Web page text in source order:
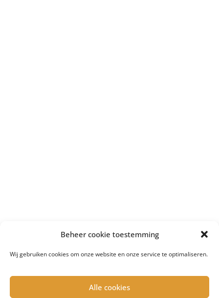
Beheer cookie toestemming
Wij gebruiken cookies om onze website en onze service te optimaliseren.
Alle cookies